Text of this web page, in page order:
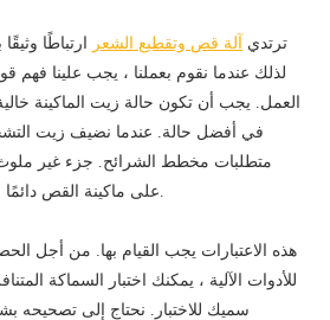
ترتدي آلة قص وتقطيع الشعر
ارتباطًا
لذلك عندما نقوم بعملنا ، يجب علينا فهم
العمل. يجب أن تكون حالة زيت الماكينة
في أفضل حالة. عندما نضيف زيت
متطلبات مخطط الشرائح. جزء غير
على ماكينة القص دائمًا التنظيف من خلال الاتصال.
هذه الاعتبارات يجب القيام بها. من أجل
للأدوات الآلية ، يمكنك اختبار السماكة
سميك للاختبار. نحتاج إلى تصحيحه